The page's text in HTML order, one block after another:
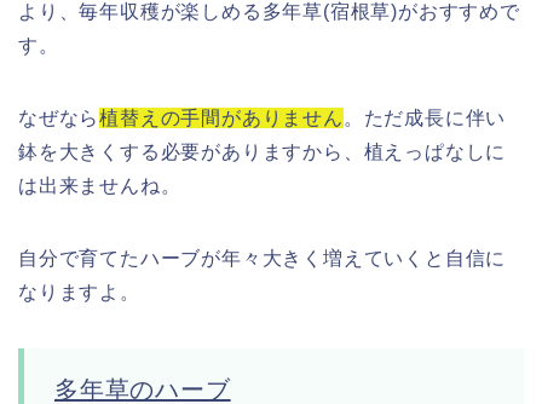
より、毎年収穫が楽しめる多年草(宿根草)がおすすめで
す。
なぜなら植替えの手間がありません 。ただ成長に伴い
鉢を大きくする必要がありますから、植えっぱなしに
は出来ませんね。
自分で育てたハーブが年々大きく増えていくと自信に
なりますよ。
多年草のハーブ